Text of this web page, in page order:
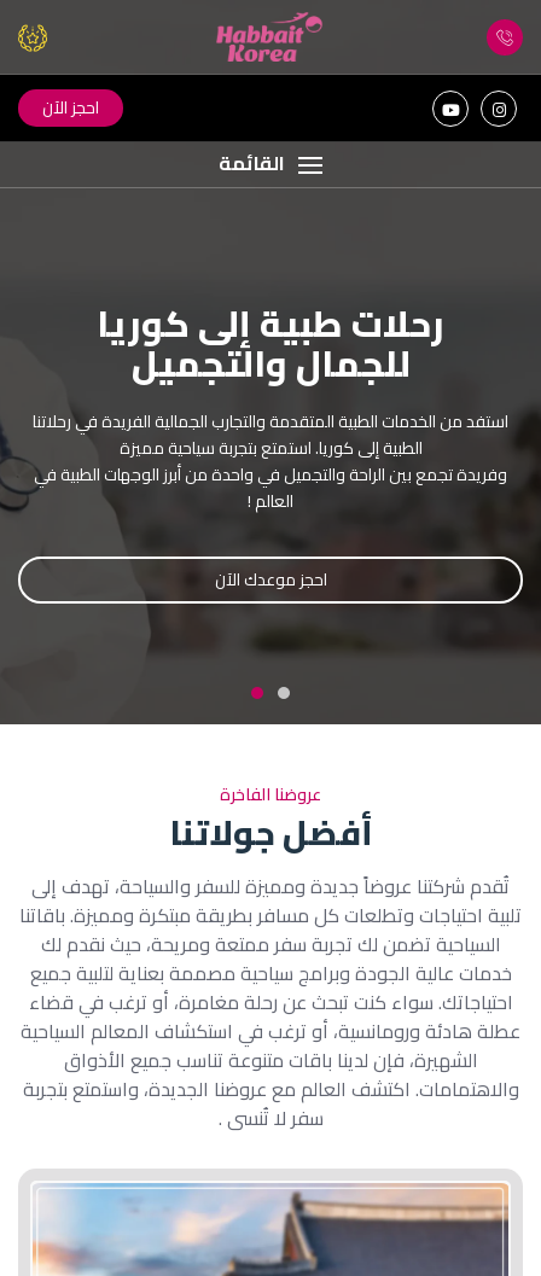
احجز الآن
القائمة
اكتشف جمال كوريا مع
حبيت كوريا
اكتشف جمال كوريا الساحرة مع رحلات مصممة بعناية كبيرة من فريق
حبيت كوريا. ! عش تجربة سفر استثنائية مع خدمات فاخرة ذات جودة
عالية لرحلة رائعة لا تنسى ! رضاكم هو هدفنا !
احجز رحلتك الآن
رحلات طبية إلى كوريا
للجمال والتجميل
استفد من الخدمات الطبية المتقدمة والتجارب الجمالية الفريدة في رحلاتنا
الطبية إلى كوريا. استمتع بتجربة سياحية مميزة
وفريدة تجمع بين الراحة والتجميل في واحدة من أبرز الوجهات الطبية في
العالم !
احجز موعدك الآن
عروضنا الفاخرة
أفضل جولاتنا
تُقدم شركتنا عروضاً جديدة ومميزة للسفر والسياحة، تهدف إلى
تلبية احتياجات وتطلعات كل مسافر بطريقة مبتكرة ومميزة. باقاتنا
السياحية تضمن لك تجربة سفر ممتعة ومريحة، حيث نقدم لك
خدمات عالية الجودة وبرامج سياحية مصممة بعناية لتلبية جميع
احتياجاتك. سواء كنت تبحث عن رحلة مغامرة، أو ترغب في قضاء
عطلة هادئة ورومانسية، أو ترغب في استكشاف المعالم السياحية
الشهيرة، فإن لدينا باقات متنوعة تناسب جميع الأذواق
والاهتمامات. اكتشف العالم مع عروضنا الجديدة، واستمتع بتجربة
سفر لا تُنسى .